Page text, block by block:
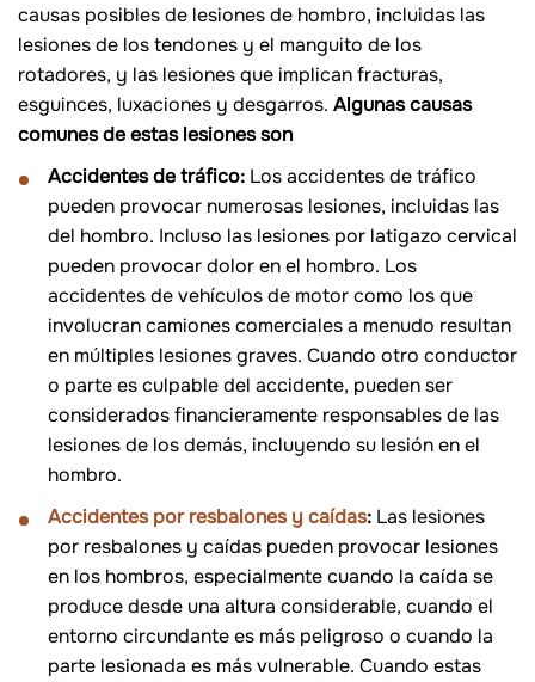
causas posibles de lesiones de hombro, incluidas las
lesiones de los tendones y el manguito de los
rotadores, y las lesiones que implican fracturas,
esguinces, luxaciones y desgarros. Algunas causas
comunes de estas lesiones son
Accidentes de tráfico: Los accidentes de tráfico
pueden provocar numerosas lesiones, incluidas las
del hombro. Incluso las lesiones por latigazo cervical
pueden provocar dolor en el hombro. Los
accidentes de vehículos de motor como los que
involucran camiones comerciales a menudo resultan
en múltiples lesiones graves. Cuando otro conductor
o parte es culpable del accidente, pueden ser
considerados financieramente responsables de las
lesiones de los demás, incluyendo su lesión en el
hombro.
Accidentes por resbalones y caídas: Las lesiones
por resbalones y caídas pueden provocar lesiones
en los hombros, especialmente cuando la caída se
produce desde una altura considerable, cuando el
entorno circundante es más peligroso o cuando la
parte lesionada es más vulnerable. Cuando estas